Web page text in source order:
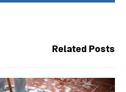
Related Posts